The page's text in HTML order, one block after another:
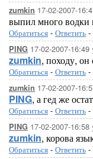
zumkin 17-02-2007-
выпил много водки
Обратиться - Ответить -
PING 17-02-2007-16:49
zumkin, походу,
Обратиться - Ответить -
zumkin 17-02-2007-
PING, а гед же
Обратиться - Ответить -
PING 17-02-2007-16:58
zumkin, корова
Обратиться - Ответить -